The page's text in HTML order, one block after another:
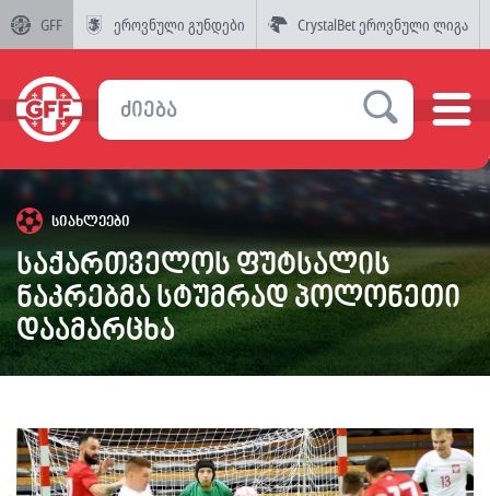
GFF ეროვნული გუნდები CrystalBet ეროვნული ლიგა
სიახლეები
საქართველოს ფუტსალის
ნაკრებმა სტუმრად პოლონეთი
დაამარცხა